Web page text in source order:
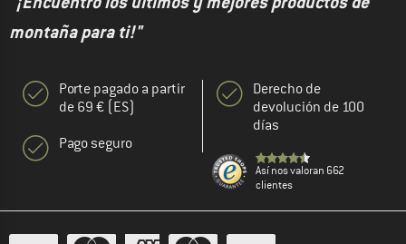
montaña para ti!"
Porte pagado a partir
de 69 € (ES)
Pago seguro
Derecho de
devolución de 100
días
Así nos valoran 662
clientes